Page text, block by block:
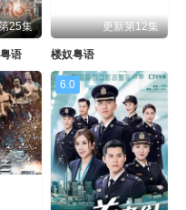
25集
语
更新第12集
楼奴粤语
6.0